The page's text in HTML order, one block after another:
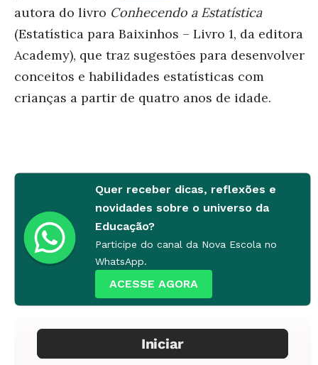
autora do livro Conhecendo a Estatística
(Estatística para Baixinhos – Livro 1, da editora
Academy), que traz sugestões para desenvolver
conceitos e habilidades estatísticas com
crianças a partir de quatro anos de idade.
Quer receber dicas, reflexões e
novidades sobre o universo da
Educação?
Participe do canal da Nova Escola no
WhatsApp.
ACESSE AGORA